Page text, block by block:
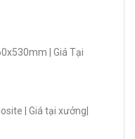
| Giá Tại
| Giá tại xưởng|